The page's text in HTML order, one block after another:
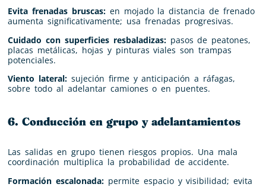
Evita frenadas bruscas:en mojado la distancia de frenado
aumenta significativamente; usa frenadas progresivas.
Cuidado con superficies resbaladizas:pasos de peatones,
placas metálicas, hojas y pinturas viales son trampas
potenciales.
Viento lateral:sujeción firme y anticipación a ráfagas,
sobre todo al adelantar camiones o en puentes.
6. Conducción en grupo y adelantamientos
Las salidas en grupo tienen riesgos propios. Una mala
coordinación multiplica la probabilidad de accidente.
Formación escalonada:permite espacio y visibilidad; evita